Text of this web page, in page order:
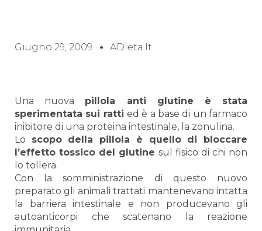
Giugno 29, 2009 ADieta.it
Una nuova pillola anti glutine è stata
sperimentata sui ratti ed è a base di un farmaco
inibitore di una proteina intestinale, la zonulina.
Lo scopo della pillola è quello di bloccare
l’effetto tossico del glutine sul fisico di chi non
lo tollera.
Con la somministrazione di questo nuovo
preparato gli animali trattati mantenevano intatta
la barriera intestinale e non producevano gli
autoanticorpi che scatenano la reazione